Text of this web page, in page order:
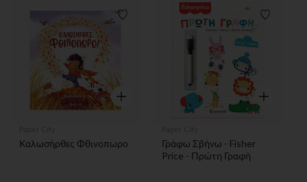
Λίστα προτιμήσεων
Γρήγορη επισκόπηση
Καλωσήρθες Φθινοπωρο
Λίστα
Γρήγορη
Γράφω Σβήνω - Fisher
Price - Πρώτη Γραφή